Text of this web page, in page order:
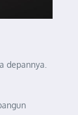
depannya.